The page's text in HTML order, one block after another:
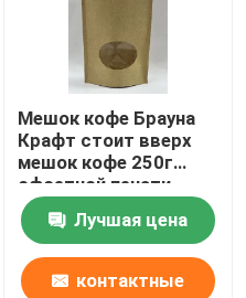
Мешок кофе Брауна
Крафт стоит вверх
мешок кофе 250г
офсетной печати
Лучшая цена
контактные